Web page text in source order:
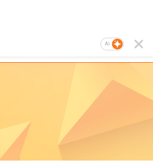
AI